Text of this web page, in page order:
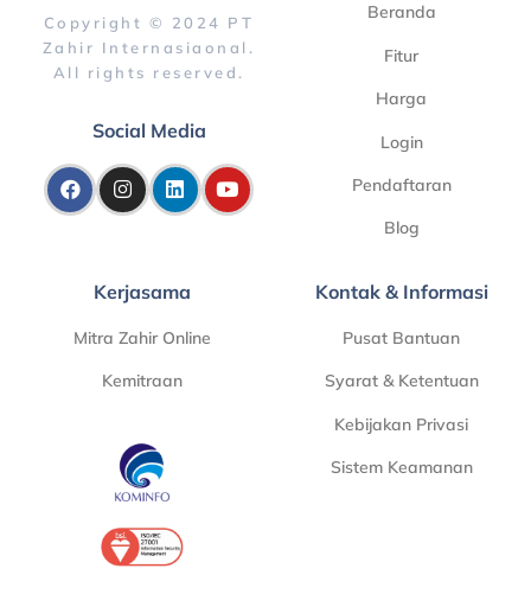
Copyright © 2024 PT
Zahir Internasiaonal.
All rights reserved.
Social Media
Beranda
Fitur
Harga
Login
Pendaftaran
Blog
Kerjasama
Mitra Zahir Online
Kemitraan
Kontak & Informasi
Pusat Bantuan
Syarat & Ketentuan
Kebijakan Privasi
Sistem Keamanan